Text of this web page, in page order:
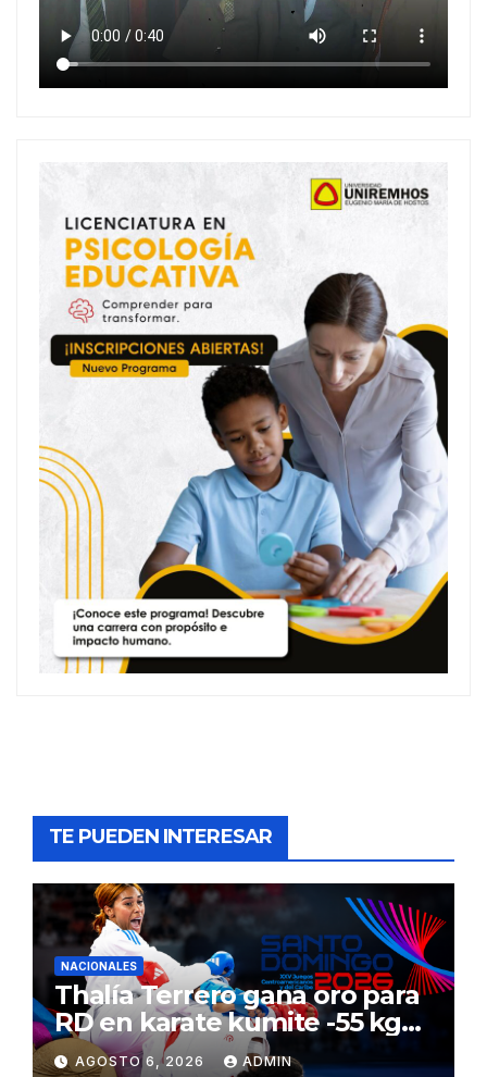
TE PUEDEN INTERESAR
NACIONALES
Thalía Terrero gana oro para
RD en karate kumite -55 kg
en Santo Domingo 2026
AGOSTO 6, 2026 ADMIN